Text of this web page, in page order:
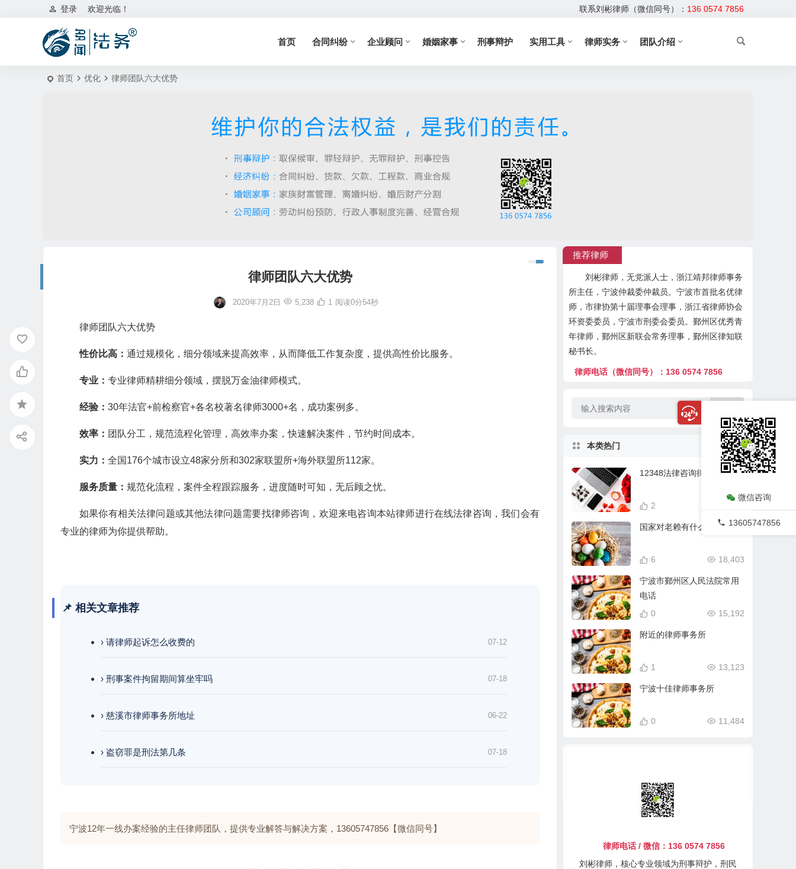
欢迎光临！
登录 联系刘彬律师（微信同号）： 136 0574 7856
首页 合同纠纷 企业顾问 婚姻家事 刑事辩护 实用工具 律师实务 团队介绍
首页 优化 律师团队六大优势
律师团队六大优势
2020年7月2日 5,238 1 阅读0分54秒
律师团队六大优势
性价比高： 通过规模化，细分领域来提高效率，从而降低工作复杂度，提供高性价比服务。
专业： 专业律师精耕细分领域，摆脱万金油律师模式。
经验： 30年法官+前检察官+各名校著名律师3000+名，成功案例多。
效率： 团队分工，规范流程化管理，高效率办案，快速解决案件，节约时间成本。
实力： 全国176个城市设立48家分所和302家联盟所+海外联盟所112家。
服务质量： 规范化流程，案件全程跟踪服务，进度随时可知，无后顾之忧。
如果你有相关法律问题或其他法律问题需要找律师咨询，欢迎来电咨询本站律师进行在线法律咨询，我们会有
专业的律师为你提供帮助。
📌 相关文章推荐
› 请律师起诉怎么收费的 07-12
› 刑事案件拘留期间算坐牢吗 07-18
› 慈溪市律师事务所地址 06-22
› 盗窃罪是刑法第几条 07-18
宁波12年一线办案经验的主任律师团队，提供专业解答与解决方案，13605747856【微信同号】
推荐律师
刘彬律师，无党派人士，浙江靖邦律师事务
所主任，宁波仲裁委仲裁员。宁波市首批名优律
师，市律协第十届理事会理事，浙江省律师协会
环资委委员，宁波市刑委会委员。鄞州区优秀青
年律师，鄞州区新联会常务理事，鄞州区律知联
秘书长。
律师电话（微信同号）：136 0574 7856
本类热门
12348法律咨询律师在线
2
国家对老赖有什么处理？
18,403
6
宁波市鄞州区人民法院常用
电话
15,192
0
附近的律师事务所
13,123
1
宁波十佳律师事务所
11,484
0
律师电话 / 微信：136 0574 7856
刘彬律师，核心专业领域为刑事辩护，刑民
微信咨询
13605747856